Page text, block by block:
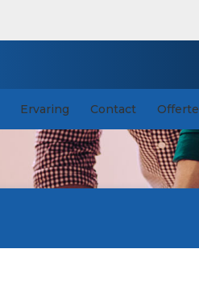
Ervaring Contact Offerte